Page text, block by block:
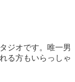
ジオです。唯一男
る方もいらっしゃ